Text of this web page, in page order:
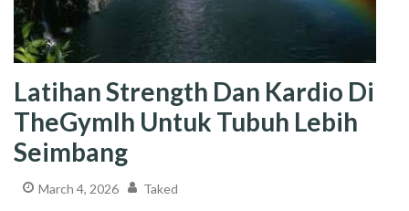
Latihan Strength Dan Kardio Di
TheGymlh Untuk Tubuh Lebih
Seimbang
March 4, 2026 Taked